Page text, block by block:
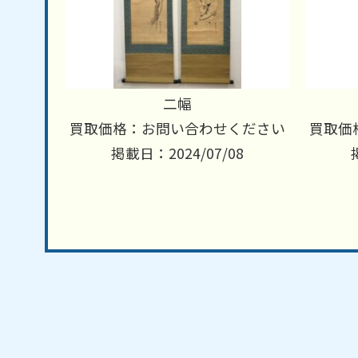
二幅
買取価格：お問い合わせください
掲載日：2024/07/08
買取価